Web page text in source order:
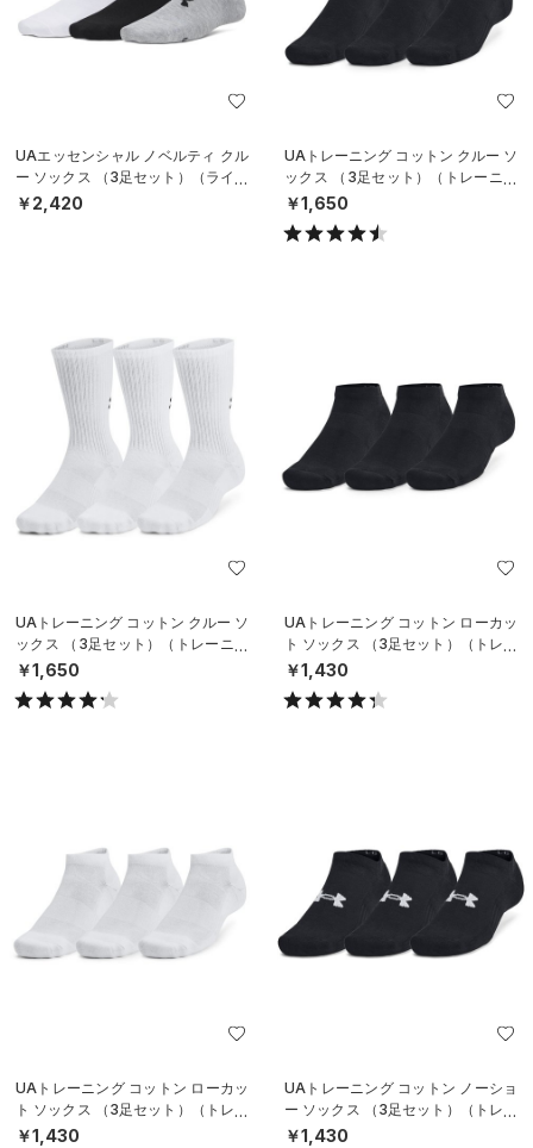
UAエッセンシャル ノベルティ クル
ー ソックス （3足セット）（ライフ
スタイル/WOMEN）
￥2,420
UAトレーニング コットン クルー ソ
ックス （3足セット）（トレーニン
グ/UNISEX）
￥1,650
UAトレーニング コットン クルー ソ
ックス （3足セット）（トレーニン
グ/UNISEX）
￥1,650
UAトレーニング コットン ローカッ
ト ソックス （3足セット）（トレー
ニング/UNISEX）
￥1,430
UAトレーニング コットン ローカッ
ト ソックス （3足セット）（トレー
ニング/UNISEX）
￥1,430
UAトレーニング コットン ノーショ
ー ソックス （3足セット）（トレー
ニング/UNISEX）
￥1,430